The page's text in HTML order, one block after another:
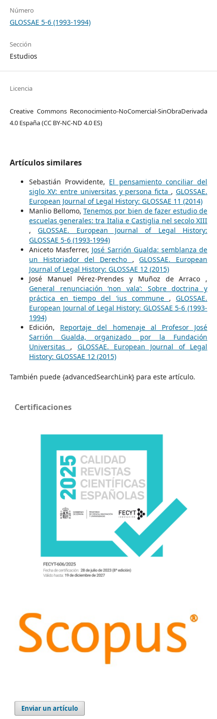
Número
GLOSSAE 5-6 (1993-1994)
Sección
Estudios
Licencia
Creative Commons Reconocimiento-NoComercial-SinObraDerivada
4.0 España (CC BY-NC-ND 4.0 ES)
Artículos similares
Sebastián Provvidente, El pensamiento conciliar del
siglo XV: entre universitas y persona ficta ,GLOSSAE.
European Journal of Legal History: GLOSSAE 11 (2014)
Manlio Bellomo,Tenemos por bien de fazer estudio de
escuelas generales: tra Italia e Castiglia nel secolo XIII
,GLOSSAE. European Journal of Legal History:
GLOSSAE 5-6 (1993-1994)
Aniceto Masferrer, José Sarrión Gualda: semblanza de
un Historiador del Derecho ,GLOSSAE. European
Journal of Legal History: GLOSSAE 12 (2015)
José Manuel Pérez-Prendes y Muñoz de Arraco ,
General renunciación ‘non vala’: Sobre doctrina y
práctica en tiempo del ‘ius commune ,GLOSSAE.
European Journal of Legal History: GLOSSAE 5-6 (1993-
1994)
Edición, Reportaje del homenaje al Profesor José
Sarrión Gualda, organizado por la Fundación
Universitas , GLOSSAE. European Journal of Legal
History: GLOSSAE 12 (2015)
También puede {advancedSearchLink} para este artículo.
Certificaciones
Enviar un artículo